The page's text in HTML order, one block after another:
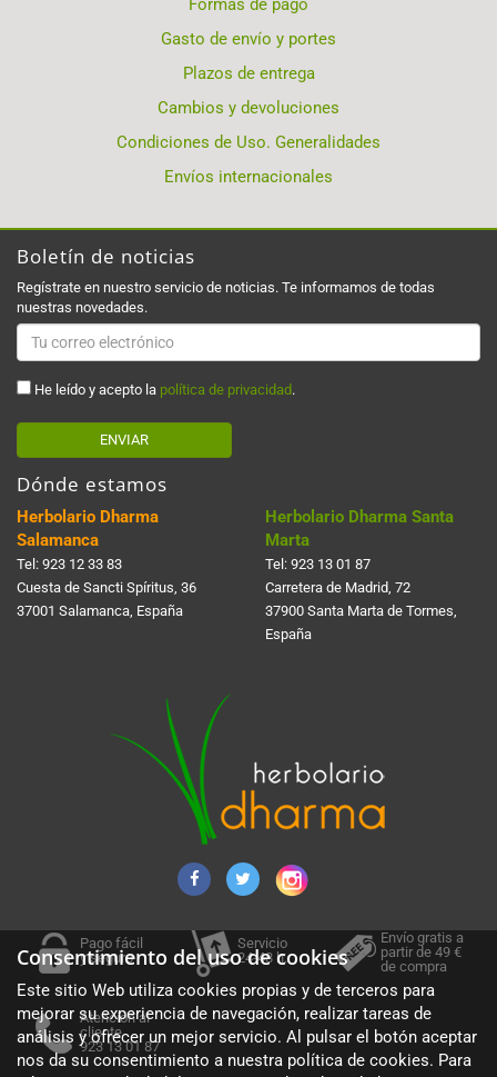
Gasto de envío y portes
Plazos de entrega
Cambios y devoluciones
Condiciones de Uso. Generalidades
Envíos internacionales
Boletín de noticias
Regístrate en nuestro servicio de noticias. Te informamos de todas
nuestras novedades.
He leído y acepto la política de privacidad.
ENVIAR
Dónde estamos
Herbolario Dharma
Salamanca
Tel: 923 12 33 83
Cuesta de Sancti Spí­ritus, 36
37001 Salamanca, España
Herbolario Dharma Santa
Marta
Tel: 923 13 01 87
Carretera de Madrid, 72
37900 Santa Marta de Tormes,
España
Pago fácil
y seguro
Servicio
24-48 h.
Envío gratis a
partir de 49 €
de compra
Atención al
cliente
923 13 01 87
Consentimiento del uso de cookies
Este sitio Web utiliza cookies propias y de terceros para
mejorar su experiencia de navegación, realizar tareas de
análisis y ofrecer un mejor servicio. Al pulsar el botón aceptar
nos da su consentimiento a nuestra política de cookies. Para